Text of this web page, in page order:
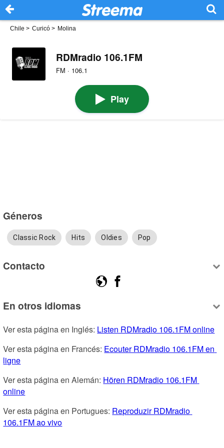
Chile > Curicó > Molina
RDMradio 106.1FM
FM · 106.1
Play
Géneros
Classic Rock Hits Oldies Pop
Contacto
En otros idiomas
Ver esta página en Inglés: Listen RDMradio 106.1FM online
Ver esta página en Francés: Ecouter RDMradio 106.1FM en
ligne
Ver esta página en Alemán: Hören RDMradio 106.1FM
online
Ver esta página en Portugues: Reproduzir RDMradio
106.1FM ao vivo